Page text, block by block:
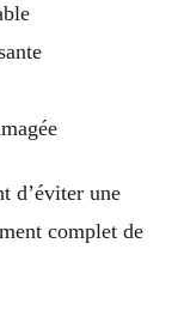
d’éviter une
complet de